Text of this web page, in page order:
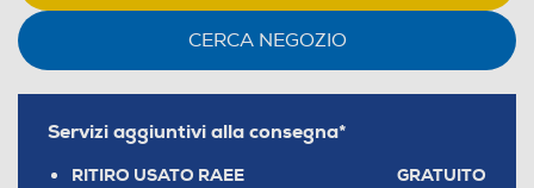
CERCA NEGOZIO
Servizi aggiuntivi alla consegna*
RITIRO USATO RAEE GRATUITO